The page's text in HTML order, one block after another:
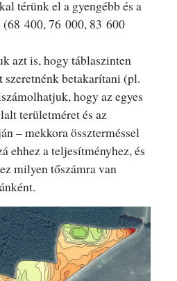
térünk el a gyengébb és a
400, 76 000, 83 600
azt is, hogy táblaszinten
szeretnénk betakarítani (pl.
hogy az egyes
területméret és az
– mekkora összterméssel
ehhez a teljesítményhez, és
milyen tőszámra van